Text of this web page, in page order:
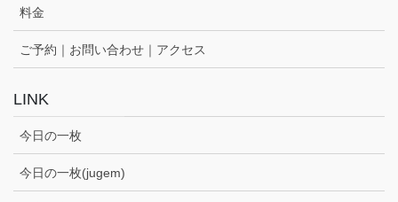
料金
ご予約｜お問い合わせ｜アクセス
LINK
今日の一枚
今日の一枚(jugem)